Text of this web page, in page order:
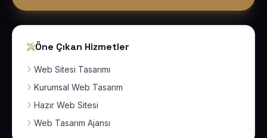
Öne Çıkan Hizmetler
Web Sitesi Tasarımı
Kurumsal Web Tasarım
Hazır Web Sitesi
Web Tasarım Ajansı